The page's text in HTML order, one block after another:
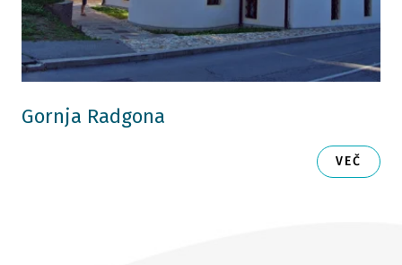
Gornja Radgona
VEČ